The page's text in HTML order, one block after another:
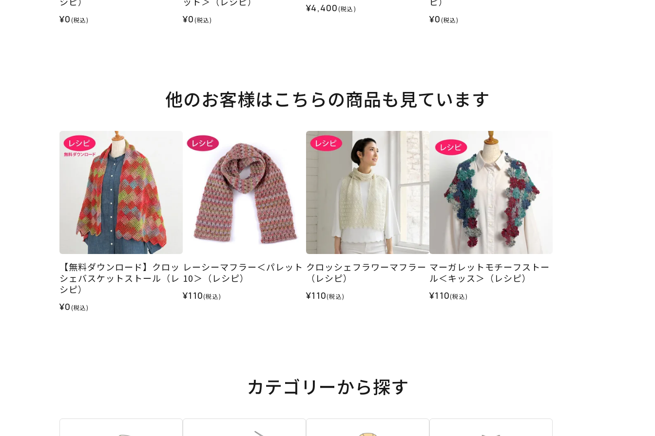
¥0(税込) ¥0(税込)
¥4,400(税込)
¥0(税込)
他のお客様はこちらの商品も見ています
【無料ダウンロード】クロッ
シェバスケットストール（レ
シピ）
¥0(税込)
レーシーマフラー＜パレット
10＞（レシピ）
¥110(税込)
クロッシェフラワーマフラー
（レシピ）
¥110(税込)
マーガレットモチーフストー
ル＜キッス＞（レシピ）
¥110(税込)
カテゴリーから探す